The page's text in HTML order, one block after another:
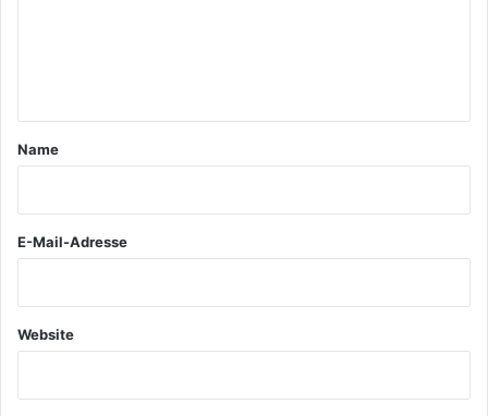
a
Name
E-Mail-Adresse
Website